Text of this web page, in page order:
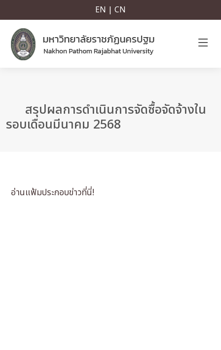
EN | CN
สรุปผลการดำเนินการจัดซื้อจัดจ้างใน
รอบเดือนมีนาคม 2568
อ่านแฟ้มประกอบข่าวที่นี่!